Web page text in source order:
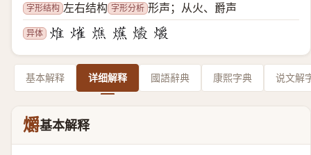
字形结构 左右结构 字形分析 形声；从火、爵声
异体
基本解释 详细解释 國語辭典 康熙字典 说文解
爝基本解释